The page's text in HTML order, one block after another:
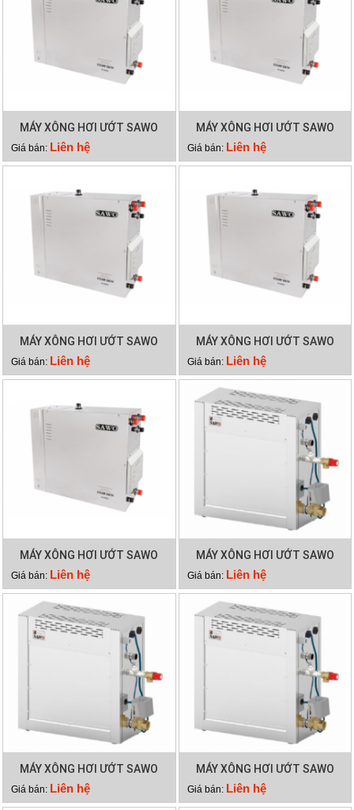
MÁY XÔNG HƠI ƯỚT SAWO
STP180
Giá bán: Liên hệ
MÁY XÔNG HƠI ƯỚT SAWO
STP150
Giá bán: Liên hệ
MÁY XÔNG HƠI ƯỚT SAWO
STP120
Giá bán: Liên hệ
MÁY XÔNG HƠI ƯỚT SAWO
STP90
Giá bán: Liên hệ
MÁY XÔNG HƠI ƯỚT SAWO
STP60
Giá bán: Liên hệ
MÁY XÔNG HƠI ƯỚT SAWO
STN150-3
Giá bán: Liên hệ
MÁY XÔNG HƠI ƯỚT SAWO
STN120-3
Giá bán: Liên hệ
MÁY XÔNG HƠI ƯỚT SAWO
STN90-3
Giá bán: Liên hệ